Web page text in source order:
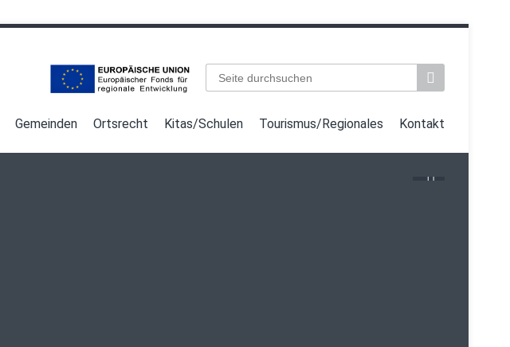
Suchbegriffe
Gemeinden Ortsrecht Kitas/Schulen Tourismus/Regionales Kontakt